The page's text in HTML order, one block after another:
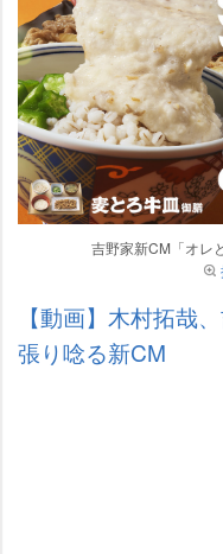
吉野家新CM「オレ
【動画】木村拓哉
張り唸る新CM